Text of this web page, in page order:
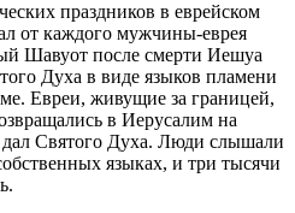
праздников в еврейском
от каждого мужчины-еврея
Шавуот после смерти Иешуа
Духа в виде языков пламени
Евреи, живущие за границей,
в Иерусалим на
Святого Духа. Люди слышали
языках, и три тысячи